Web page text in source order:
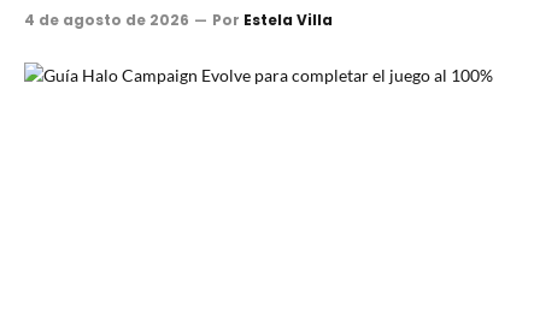
4 de agosto de 2026 Por Estela Villa